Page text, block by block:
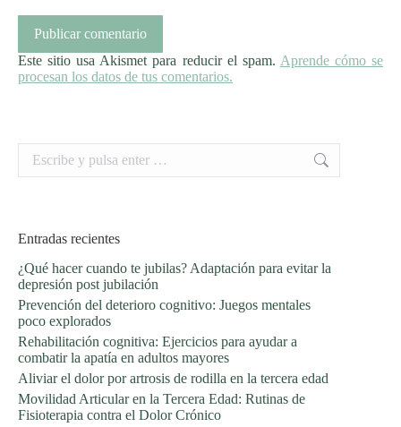
Publicar comentario
Este sitio usa Akismet para reducir el spam. Aprende cómo se
procesan los datos de tus comentarios.
Entradas recientes
¿Qué hacer cuando te jubilas? Adaptación para evitar la
depresión post jubilación
Prevención del deterioro cognitivo: Juegos mentales
poco explorados
Rehabilitación cognitiva: Ejercicios para ayudar a
combatir la apatía en adultos mayores
Aliviar el dolor por artrosis de rodilla en la tercera edad
Movilidad Articular en la Tercera Edad: Rutinas de
Fisioterapia contra el Dolor Crónico